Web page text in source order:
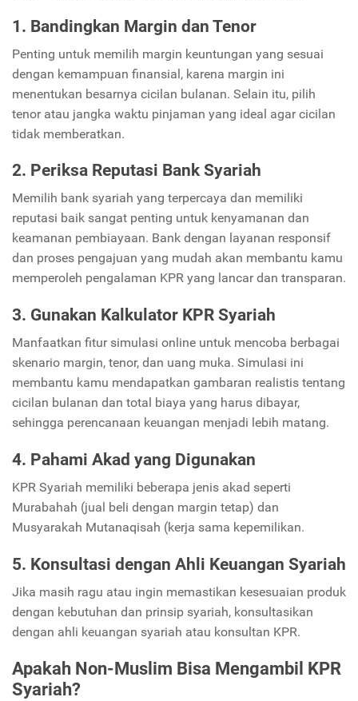
1. Bandingkan Margin dan Tenor
Penting untuk memilih margin keuntungan yang sesuai
dengan kemampuan finansial, karena margin ini
menentukan besarnya cicilan bulanan. Selain itu, pilih
tenor atau jangka waktu pinjaman yang ideal agar cicilan
tidak memberatkan.
2. Periksa Reputasi Bank Syariah
Memilih bank syariah yang terpercaya dan memiliki
reputasi baik sangat penting untuk kenyamanan dan
keamanan pembiayaan. Bank dengan layanan responsif
dan proses pengajuan yang mudah akan membantu kamu
memperoleh pengalaman KPR yang lancar dan transparan.
3. Gunakan Kalkulator KPR Syariah
Manfaatkan fitur simulasi online untuk mencoba berbagai
skenario margin, tenor, dan uang muka. Simulasi ini
membantu kamu mendapatkan gambaran realistis tentang
cicilan bulanan dan total biaya yang harus dibayar,
sehingga perencanaan keuangan menjadi lebih matang.
4. Pahami Akad yang Digunakan
KPR Syariah memiliki beberapa jenis akad seperti
Murabahah (jual beli dengan margin tetap) dan
Musyarakah Mutanaqisah (kerja sama kepemilikan.
5. Konsultasi dengan Ahli Keuangan Syariah
Jika masih ragu atau ingin memastikan kesesuaian produk
dengan kebutuhan dan prinsip syariah, konsultasikan
dengan ahli keuangan syariah atau konsultan KPR.
Apakah Non-Muslim Bisa Mengambil KPR
Syariah?